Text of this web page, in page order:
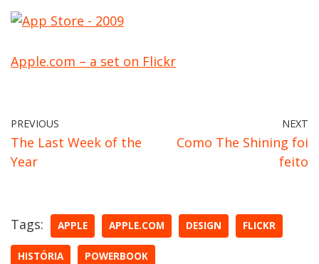
Apple.com – a set on Flickr
PREVIOUS
The Last Week of the
Year
NEXT
Como The Shining foi
feito
Tags: APPLE APPLE.COM DESIGN FLICKR
HISTÓRIA POWERBOOK